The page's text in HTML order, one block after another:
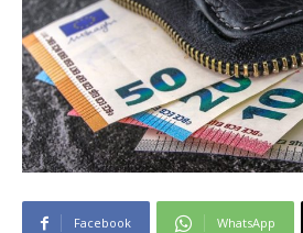
Facebook WhatsApp